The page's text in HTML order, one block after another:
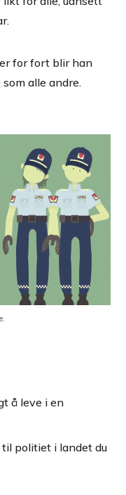
for fort blir han
alle andre.
å leve i en
politiet i landet du